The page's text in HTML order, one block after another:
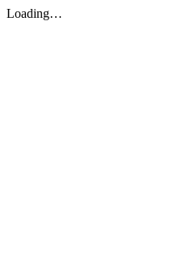
Loading…